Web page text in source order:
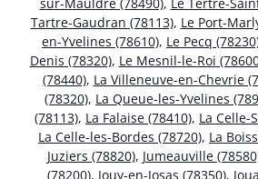
sur-Mauldre (78490), Le Tertre-
Tartre-Gaudran (78113), Le Port-
en-Yvelines (78610), Le Pecq
Denis (78320), Le Mesnil-le-Roi
(78440), La Villeneuve-en-Chevrie
(78320), La Queue-les-Yvelines
(78113), La Falaise (78410), La Celle-
La Celle-les-Bordes (78720), La
Juziers (78820), Jumeauville
(78200), Jouy-en-Josas (78350),